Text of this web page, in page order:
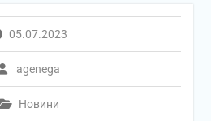
05.07.2023
agenega
Новини